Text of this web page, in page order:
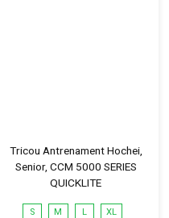
Tricou Antrenament Hochei,
Senior, CCM 5000 SERIES
QUICKLITE
S M L XL